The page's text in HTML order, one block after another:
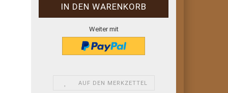
Weiter mit
AUF DEN MERKZETTEL